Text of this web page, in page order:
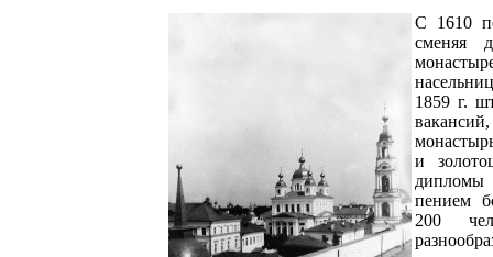
С 1610
сменяя
1859 г.
и
пением
200